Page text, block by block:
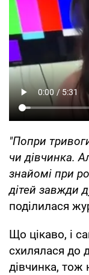
"Попри
чи дівчинка.
знайомі при
дітей завжди
поділилася
Що цікаво, і
схилялася
дівчинка, тож